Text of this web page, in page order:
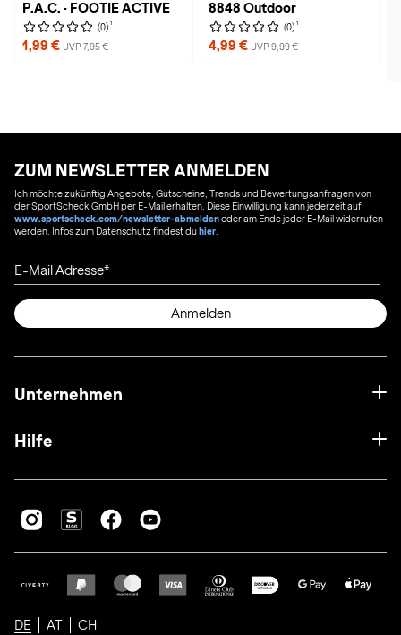
P.A.C. · FOOTIE ACTIVE
(0) 1
1,99 € UVP 7,95 €
8848 Outdoor
(0) 1
4,99 € UVP 9,99 €
ZUM NEWSLETTER ANMELDEN
Ich möchte zukünftig Angebote, Gutscheine, Trends und Bewertungsanfragen von
der SportScheck GmbH per E-Mail erhalten. Diese Einwilligung kann jederzeit auf
www.sportscheck.com/newsletter-abmeldenoder am Ende jeder E-Mail widerrufen
werden. Infos zum Datenschutz findest duhier
E-Mail Adresse
Anmelden
Unternehmen
Hilfe
DE AT CH